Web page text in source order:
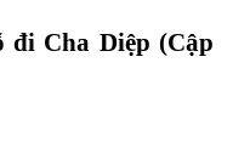
đi Cha Diệp (Cập